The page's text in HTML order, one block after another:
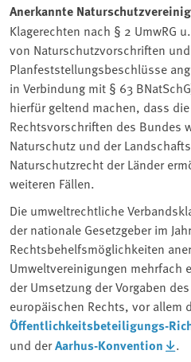
Anerkannte
Klagerechten nach § 2 UmwRG
von Naturschutzvorschriften
Planfeststellungsbeschlüsse
in Verbindung mit § 63
hierfür geltend machen, dass
Rechtsvorschriften des Bundes
Naturschutz und der
Naturschutzrecht der Länder
weiteren Fällen.
Die umweltrechtliche
der nationale Gesetzgeber im
Rechtsbehelfsmöglichkeiten
Umweltvereinigungen mehrfach
der Umsetzung der Vorgaben
europäischen Rechts, vor allem
Öffentlichkeitsbeteiligungs-
und derAarhus-Konvention
.